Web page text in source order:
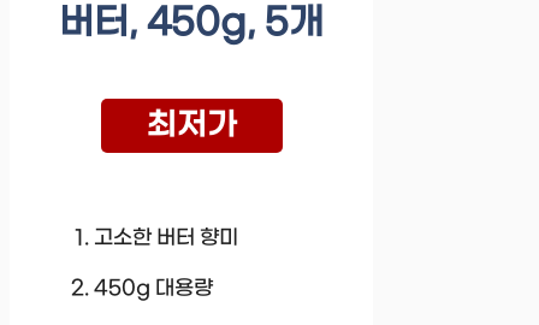
버터, 450g, 5개
최저가
고소한 버터 향미
450g 대용량